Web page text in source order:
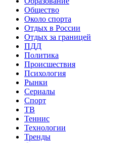
Общество
Около спорта
Отдых в России
Отдых за границей
ПДД
Политика
Происшествия
Психология
Рынки
Сериалы
Спорт
ТВ
Теннис
Технологии
Тренды